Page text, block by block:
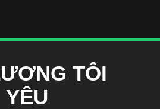
TÔI
YÊU